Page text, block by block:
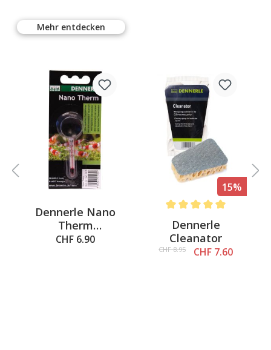
Mehr entdecken
out of 5 starsDennerle Nano
Therm
Thermometer
CHF 6.90
15%
Average rating of 5 out of
Dennerle
Cleanator
CHF 8.95 CHF 7.60